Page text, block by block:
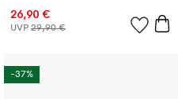
26,90 €
UVP 29,90 €
-37%